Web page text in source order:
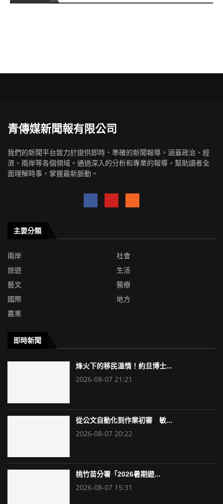
青傳媒新聞報有限公司
我們的新聞平台致力於提供即時、準確的新聞報導，涵蓋政治、經
濟、兩岸等各個領域。通過深入的分析和專業的報導，幫助讀者全
面理解時事，掌握最新脈動。
主要分類
兩岸
社會
旅遊
生活
藝文
醫療
國際
地方
農業
即時新聞
烽火下的移民溫情！約旦博士...
2026-08-07 21:21
從公文自動化到作業初審 敏...
2026-08-07 20:22
桃竹苗分署「2026暑期遊...
2026-08-07 15:31